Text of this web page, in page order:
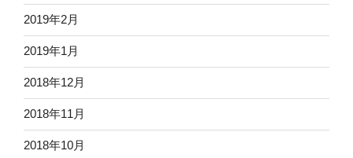
2019年2月
2019年1月
2018年12月
2018年11月
2018年10月